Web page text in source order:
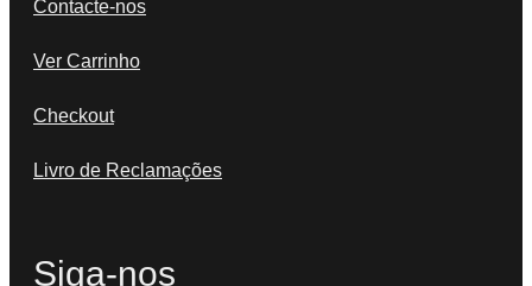
Contacte-nos
Ver Carrinho
Checkout
Livro de Reclamações
Siga-nos